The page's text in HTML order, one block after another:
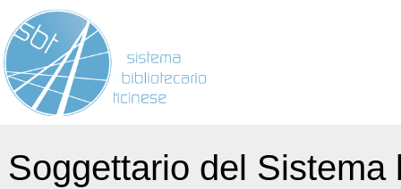
Soggettario del